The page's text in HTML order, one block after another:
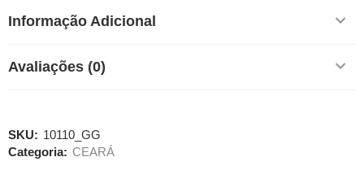
Informação Adicional
Avaliações (0)
SKU: 10110_GG
Categoria: CEARÁ